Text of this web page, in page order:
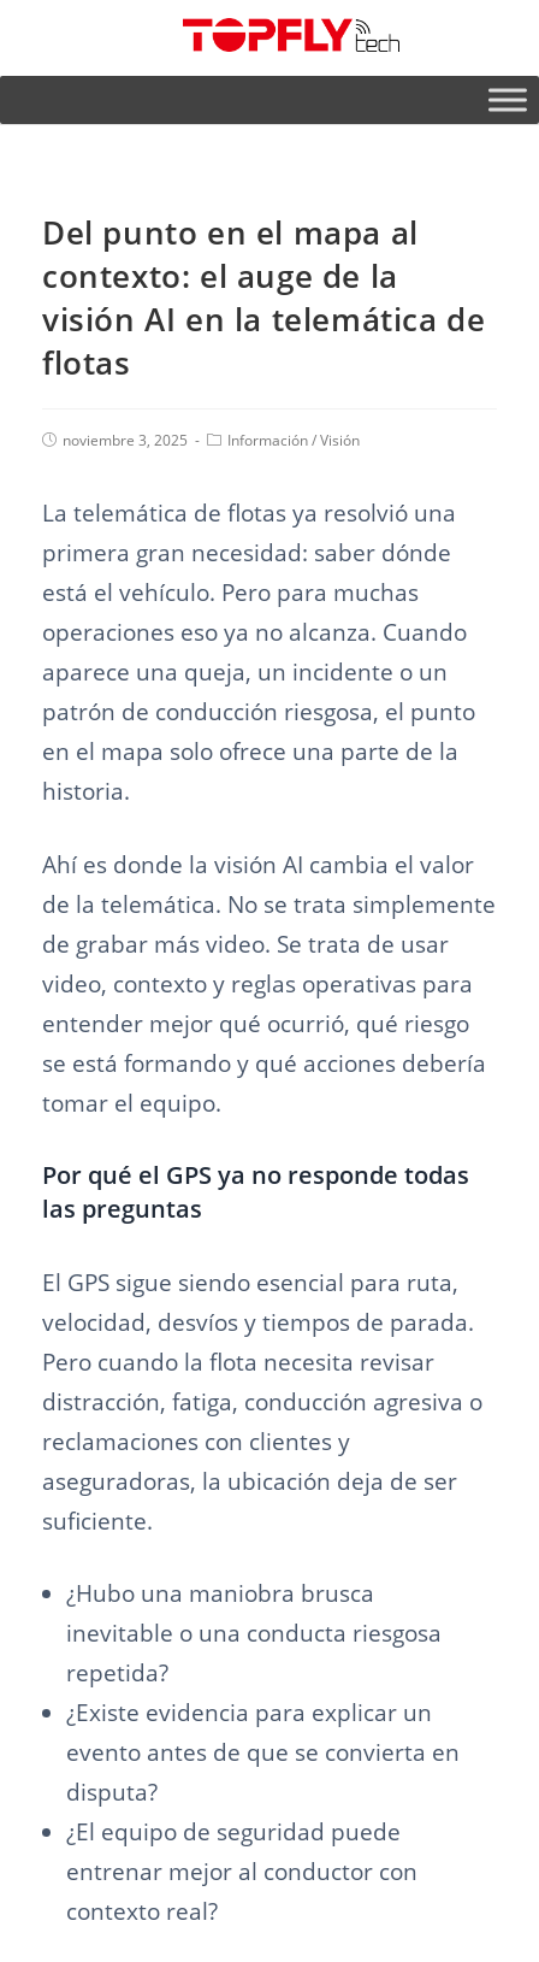
Del punto en el mapa al
contexto: el auge de la
visión AI en la telemática de
flotas
noviembre 3, 2025 Información/Visión
La telemática de flotas ya resolvió una
primera gran necesidad: saber dónde
está el vehículo. Pero para muchas
operaciones eso ya no alcanza. Cuando
aparece una queja, un incidente o un
patrón de conducción riesgosa, el punto
en el mapa solo ofrece una parte de la
historia.
Ahí es donde la visión AI cambia el valor
de la telemática. No se trata simplemente
de grabar más video. Se trata de usar
video, contexto y reglas operativas para
entender mejor qué ocurrió, qué riesgo
se está formando y qué acciones debería
tomar el equipo.
Por qué el GPS ya no responde todas
las preguntas
El GPS sigue siendo esencial para ruta,
velocidad, desvíos y tiempos de parada.
Pero cuando la flota necesita revisar
distracción, fatiga, conducción agresiva o
reclamaciones con clientes y
aseguradoras, la ubicación deja de ser
suficiente.
¿Hubo una maniobra brusca
inevitable o una conducta riesgosa
repetida?
¿Existe evidencia para explicar un
evento antes de que se convierta en
disputa?
¿El equipo de seguridad puede
entrenar mejor al conductor con
contexto real?